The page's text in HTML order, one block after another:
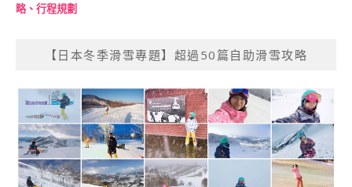
略、行程規劃
【日本冬季滑雪專題】超過50篇自助滑雪攻略